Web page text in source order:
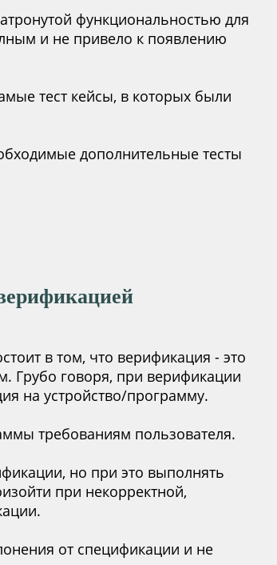
функциональностью для
и не привело к появлению
тест кейсы, в которых были
дополнительные тесты
в том, что верификация - это
Грубо говоря, при верификации
на устройство/программу.
требованиям пользователя.
но при это выполнять
при некорректной,
от спецификации и не